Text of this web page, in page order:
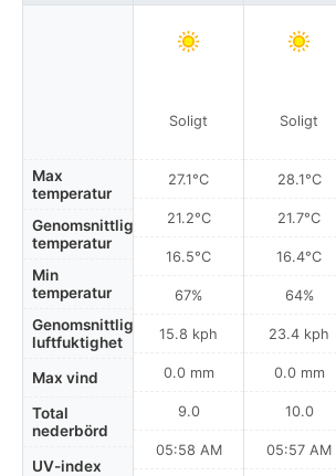
Max
temperatur
Genomsnittlig
temperatur
Min
temperatur
Genomsnittlig
luftfuktighet
Max vind
Total
nederbörd
UV-index
Soligt
27.1°C
21.2°C
16.5°C
67%
15.8 kph
0.0 mm
9.0
05:58 AM
Soligt
28.1°C
21.7°C
16.4°C
64%
23.4 kph
0.0 mm
10.0
05:57 AM